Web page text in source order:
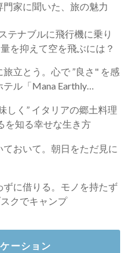
門家に聞いた、旅の魅力
テナブルに飛行機に乗り
を抑えて空を飛ぶには？
立とう。心で ”良さ" を感
テル「Mana Earthly
しく” イタリアの郷土料理
を知る幸せな生き方
おいて。朝日をただ見に
ずに借りる。モノを持たず
クでキャンプ
ーション